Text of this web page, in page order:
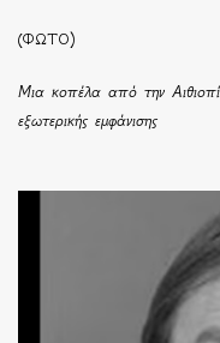
(ΦΩΤΟ)
Μια κοπέλα από την
εξωτερικής εμφάνισης